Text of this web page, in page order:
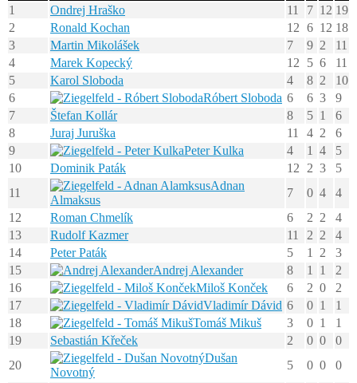
1
Ondrej Hraško 11 7 12 19
2
Ronald Kochan 12 6 12 18
3
Martin Mikolášek 7 9 2
11
4
Marek Kopecký 12 5 6
11
5
Karol Sloboda 4 8 2
10
6
Róbert Sloboda 6 6 3
9
7
Štefan Kollár 8 5 1
6
8
Juraj Juruška 11 4 2
6
9
Peter Kulka 4 1 4
5
10
Dominik Paták 12 2 3
5
11
Adnan
Almaksus
7 0 4
4
12
Roman Chmelík 6 2 2
4
13
Rudolf Kazmer 11 2 2
4
14
Peter Paták 5 1 2
3
15
Andrej Alexander 8 1 1
2
16
Miloš Konček 6 2 0
2
17
Vladimír Dávid 6 0 1
1
18
Tomáš Mikuš 3 0 1
1
19
Sebastián Křeček 2 0 0
0
20
Dušan
Novotný
5 0 0
0